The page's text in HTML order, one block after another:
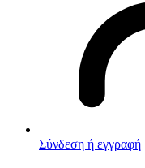
Σύνδεση ή εγγραφή